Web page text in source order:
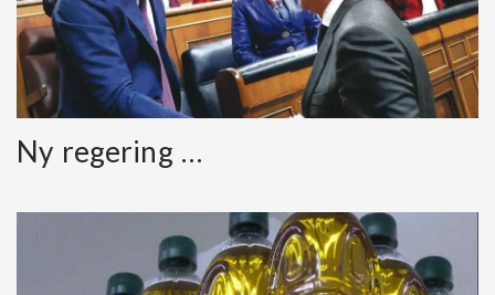
Ny regering …